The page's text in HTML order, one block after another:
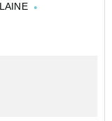
vente ce garage